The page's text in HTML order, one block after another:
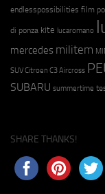
endlesspossibilities film
di ponza kite lucaromano
mercedes militem
SUV Citroen C3 Aircross
SUBARU summertime
SHARE THANKS!